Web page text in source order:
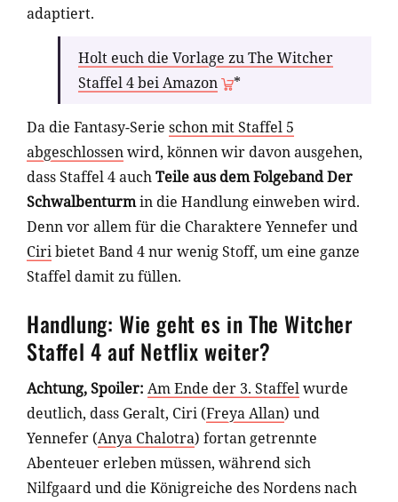
adaptiert.
Holt euch die Vorlage zu The Witcher
Staffel 4 bei Amazon
*
Da die Fantasy-Serie schon mit Staffel 5
abgeschlossenwird, können wir davon ausgehen,
dass Staffel 4 auchTeile aus dem Folgeband Der
Schwalbenturmin die Handlung einweben wird.
Denn vor allem für die Charaktere Yennefer und
Ciribietet Band 4 nur wenig Stoff, um eine ganze
Staffel damit zu füllen.
Handlung: Wie geht es in The Witcher
Staffel 4 auf Netflix weiter?
Achtung, Spoiler: Am Ende der 3. Staffelwurde
deutlich, dass Geralt, Ciri (Freya Allan) und
Yennefer (Anya Chalotra) fortan getrennte
Abenteuer erleben müssen, während sich
Nilfgaard und die Königreiche des Nordens nach